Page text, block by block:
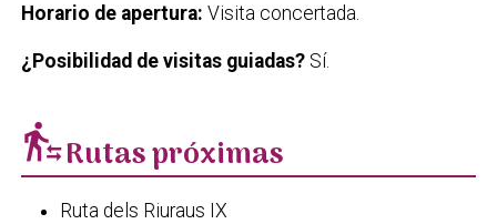
Horario de apertura: Visita concertada.
¿Posibilidad de visitas guiadas?Sí.
transfer_within_a_stationRutas próximas
Ruta dels Riuraus IX